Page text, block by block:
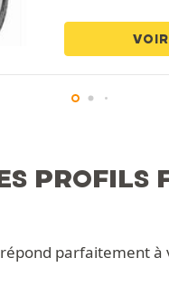
VOIR
PROFILS
parfaitement